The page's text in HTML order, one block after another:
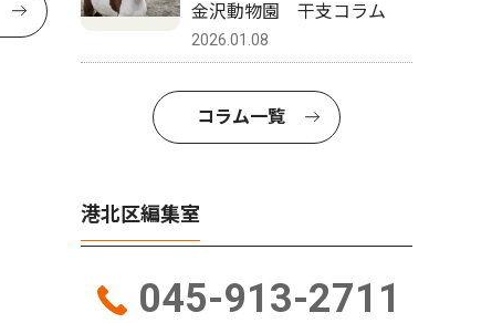
金沢動物園 干支コラム
2026.01.08
コラム一覧
港北区編集室
045-913-2711